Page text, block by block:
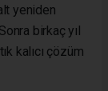
yeniden
birkaç yıl
kalıcı çözüm